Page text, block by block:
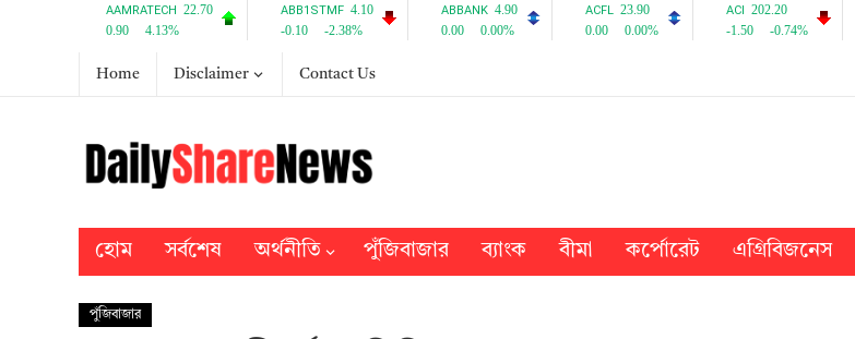
Home Disclaimer Contact Us
হোম সর্বশেষ অর্থনীতি পুঁজিবাজার ব্যাংক বীমা কর্পোরেট এগ্রিবিজনেস
পুঁজিবাজার